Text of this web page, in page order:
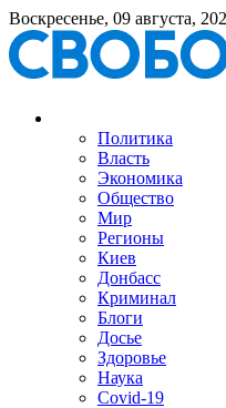
Воскресенье, 09 августа,
Политика
Власть
Экономика
Общество
Мир
Регионы
Киев
Донбасс
Криминал
Блоги
Досье
Здоровье
Наука
Covid-19